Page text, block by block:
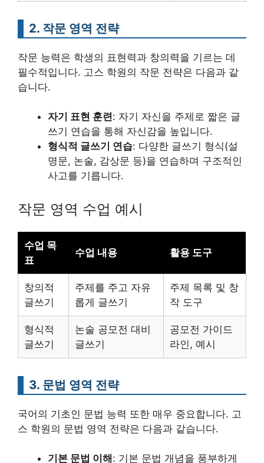
2. 작문 영역 전략
작문 능력은 학생의 표현력과 창의력을 기르는 데
필수적입니다. 고스 학원의 작문 전략은 다음과 같
습니다.
자기 표현 훈련: 자기 자신을 주제로 짧은 글
쓰기 연습을 통해 자신감을 높입니다.
형식적 글쓰기 연습: 다양한 글쓰기 형식(설
명문, 논술, 감상문 등)을 연습하며 구조적인
사고를 기릅니다.
작문 영역 수업 예시
수업 목
표
수업 내용 활용 도구
창의적
글쓰기
주제를 주고 자유
롭게 글쓰기
주제 목록 및 창
작 도구
형식적
글쓰기
논술 공모전 대비
글쓰기
공모전 가이드
라인, 예시
3. 문법 영역 전략
국어의 기초인 문법 능력 또한 매우 중요합니다. 고
스 학원의 문법 영역 전략은 다음과 같습니다.
기본 문법 이해 : 기본 문법 개념을 풍부하게